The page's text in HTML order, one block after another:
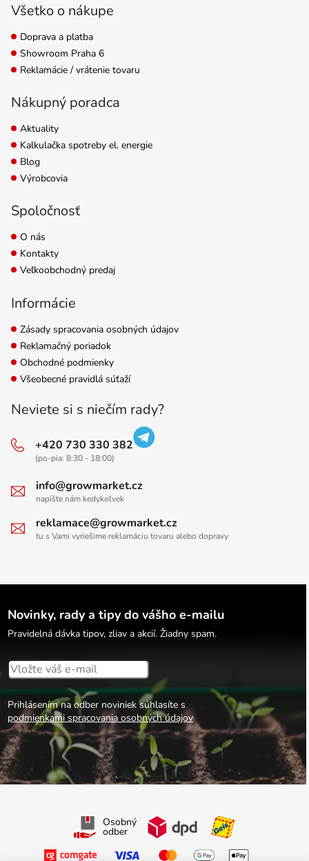
Všetko o nákupe
Doprava a platba
Showroom Praha 6
Reklamácie / vrátenie tovaru
Nákupný poradca
Aktuality
Kalkulačka spotreby el. energie
Blog
Výrobcovia
Spoločnosť
O nás
Kontakty
Veľkoobchodný predaj
Informácie
Zásady spracovania osobných údajov
Reklamačný poriadok
Obchodné podmienky
Všeobecné pravidlá súťaží
Neviete si s niečím rady?
+420 730 330 382
(po-pia: 8:30 - 18:00)
info@growmarket.cz
napíšte nám kedykoľvek
reklamace@growmarket.cz
tu s Vami vyriešime reklamáciu tovaru alebo dopravy
Novinky, rady a tipy do vášho e-mailu
Pravidelná dávka tipov, zliav a akcií. Žiadny spam.
Prihlásením na odber noviniek súhlasíte s
podmienkami spracovania osobných údajov
Osobný
odber